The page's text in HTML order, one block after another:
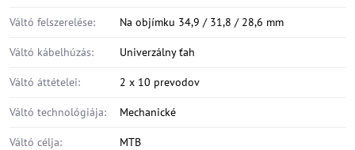
Váltó felszerelése: Na objímku 34,9 / 31,8 / 28,6 mm
Váltó kábelhúzás: Univerzálny ťah
Váltó áttételei: 2 x 10 prevodov
Váltó technológiája: Mechanické
Váltó célja: MTB